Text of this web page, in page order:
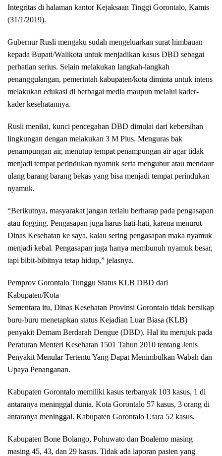
Integritas di halaman kantor Kejaksaan Tinggi Gorontalo, Kamis
(31/1/2019).
Gubernur Rusli mengaku sudah mengeluarkan surat himbauan
kepada Bupati/Walikota untuk menjadikan kasus DBD sebagai
perhatian serius. Selain melakukan langkah-langkah
penanggulangan, pemerintah kabupaten/kota diminta untuk intens
melakukan edukasi di berbagai media maupun melalui kader-
kader kesehatannya.
Rusli menilai, kunci pencegahan DBD dimulai dari kebersihan
lingkungan dengan melakukan 3 M Plus. Menguras bak
penampungan air, menutup tempat penampungan air agar tidak
menjadi tempat perindukan nyamuk serta mengubur atau mendaur
ulang barang barang bekas yang bisa menjadi tempat perindukan
nyamuk.
“Berikutnya, masyarakat jangan terlalu berharap pada pengasapan
atau fogging. Pengasapan juga harus hati-hati, karena menurut
Dinas Kesehatan ke saya, kalau sering pengasapan maka nyamuk
menjadi kebal. Pengasapan juga hanya membunuh nyamuk besar,
tapi bibit-bibitnya tetap hidup,” jelasnya.
Pemprov Gorontalo Tunggu Status KLB DBD dari
Kabupaten/Kota
Sementara itu, Dinas Kesehatan Provinsi Gorontalo tidak bersikap
buru-buru menetapkan status Kejadian Luar Biasa (KLB)
penyakit Demam Berdarah Dengue (DBD). Hal itu merujuk pada
Peraturan Menteri Kesehatan 1501 Tahun 2010 tentang Jenis
Penyakit Menular Tertentu Yang Dapat Menimbulkan Wabah dan
Upaya Penanganan.
Kabupaten Gorontalo memiliki kasus terbanyak 103 kasus, 1 di
antaranya meninggal dunia. Kota Gorontalo 57 kasus, 3 orang di
antaranya meninggal. Kabupaten Gorontalo Utara 52 kasus.
Kabupaten Bone Bolango, Pohuwato dan Boalemo masing
masing 45, 43, dan 29 kasus. Tidak ada laporan pasien yang